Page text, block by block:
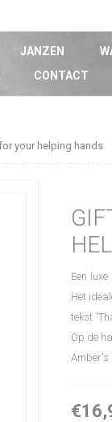
JANZEN
CONTACT
your helping hands
Een
Het
tekst
Op de
Amber's